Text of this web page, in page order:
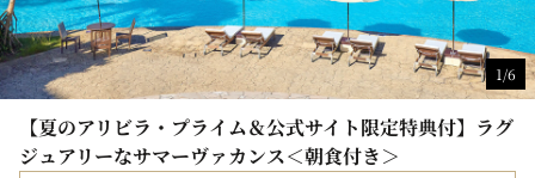
■ご案内■
・1室3名様または4名様でご利用の場合は、スタッキング
・このプランは料金変動プランです。ご予約時点の料金を
適用させていただきます。
1/6
【夏のアリビラ・プライム＆公式サイト限定特典付】ラグ
ジュアリーなサマーヴァカンス＜朝食付き＞